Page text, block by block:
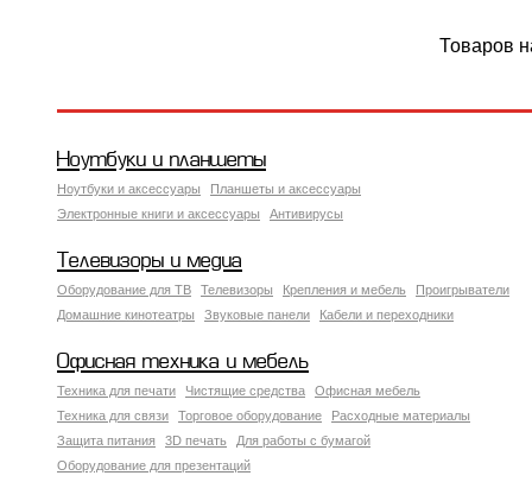
Товаров
Ноутбуки и планшеты
Ноутбуки и аксессуары
Планшеты и аксессуары
Электронные книги и аксессуары
Антивирусы
Телевизоры и медиа
Оборудование для ТВ Телевизоры Крепления и мебель
Проигрыватели
Домашние кинотеатры
Звуковые панели Кабели и переходники
Офисная техника и мебель
Техника для печати Чистящие средства
Офисная мебель
Техника для связи
Торговое оборудование
Расходные материалы
Защита питания
3D печать
Для работы с бумагой
Оборудование для презентаций